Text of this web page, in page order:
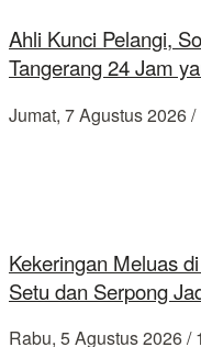
Ahli Kunci Pelangi,
Tangerang 24 Jam
Jumat, 7 Agustus 2026 /
Kekeringan Meluas
Setu dan Serpong
Rabu, 5 Agustus 2026 /